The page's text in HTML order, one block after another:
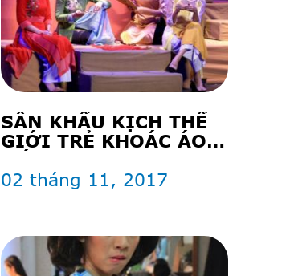
SÂN KHẤU KỊCH THẾ
GIỚI TRẺ KHOÁC ÁO
02 tháng 11, 2017